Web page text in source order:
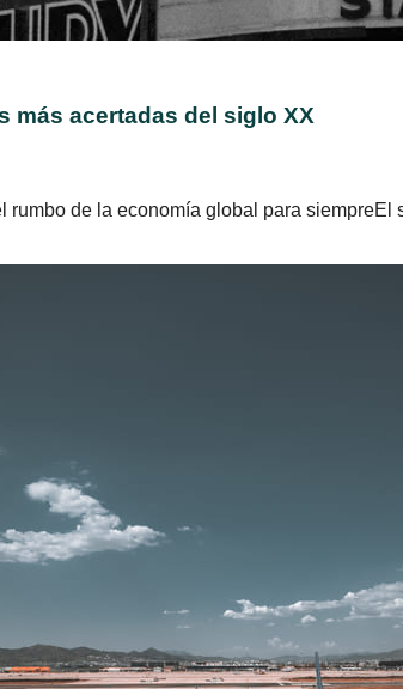
más acertadas del siglo XX
rumbo de la economía global para